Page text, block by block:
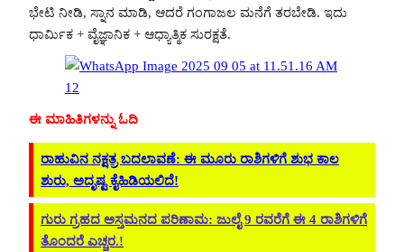
ಭೇಟಿ ನೀಡಿ, ಸ್ನಾನ ಮಾಡಿ, ಆದರೆ ಗಂಗಾಜಲ ಮನೆಗೆ ತರಬೇಡಿ. ಇದು
ಧಾರ್ಮಿಕ + ವೈಜ್ಞಾನಿಕ + ಆಧ್ಯಾತ್ಮಿಕ ಸುರಕ್ಷತೆ.
ಈ ಮಾಹಿತಿಗಳನ್ನು ಓದಿ
ರಾಹುವಿನ ನಕ್ಷತ್ರ ಬದಲಾವಣೆ: ಈ ಮೂರು ರಾಶಿಗಳಿಗೆ ಶುಭ ಕಾಲ
ಶುರು, ಅದೃಷ್ಟ ಕೈಹಿಡಿಯಲಿದೆ!
ಗುರು ಗ್ರಹದ ಅಸ್ತಮನದ ಪರಿಣಾಮ: ಜುಲೈ 9 ರವರೆಗೆ ಈ 4 ರಾಶಿಗಳಿಗೆ
ತೊಂದರೆ ಎಚ್ಚರ.!